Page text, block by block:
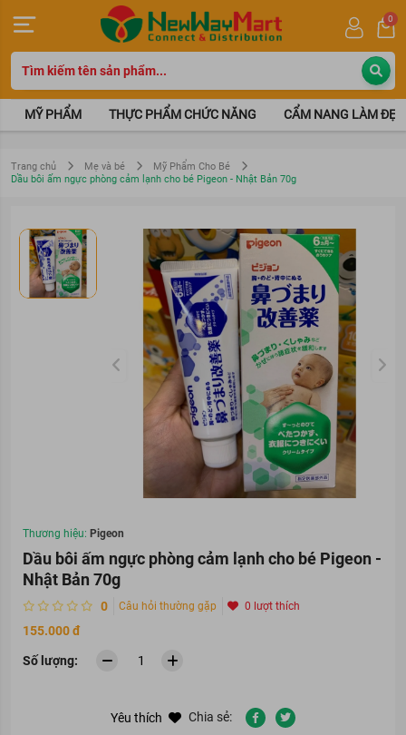
0
MỸ PHẨM THỰC PHẨM CHỨC NĂNG CẨM NANG LÀM ĐẸP
Trang chủ Mẹ và bé
Mỹ Phẩm Cho Bé
Dầu bôi ấm ngực phòng cảm lạnh cho bé Pigeon - Nhật Bản 70g
Thương hiệu: Pigeon
Dầu bôi ấm ngực phòng cảm lạnh cho bé Pigeon -
Nhật Bản 70g
0 Câu hỏi thường gặp 0 lượt thích
155.000 đ
Số lượng:
Yêu thích Chia sẻ: